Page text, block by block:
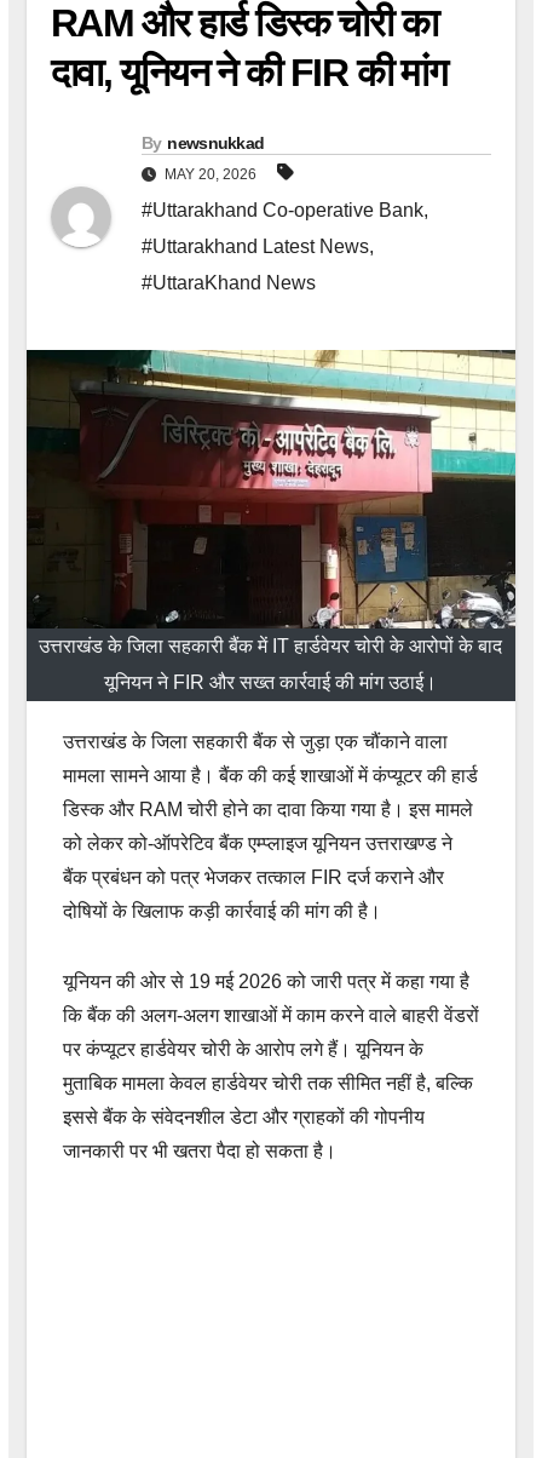
RAM और हार्ड डिस्क चोरी का
दावा, यूनियन ने की FIR की मांग
By newsnukkad
MAY 20, 2026
#Uttarakhand Co-operative Bank,
#Uttarakhand Latest News,
#UttaraKhand News
उत्तराखंड के जिला सहकारी बैंक में IT हार्डवेयर चोरी के आरोपों के बाद
यूनियन ने FIR और सख्त कार्रवाई की मांग उठाई।
उत्तराखंड के जिला सहकारी बैंक से जुड़ा एक चौंकाने वाला
मामला सामने आया है। बैंक की कई शाखाओं में कंप्यूटर की हार्ड
डिस्क और RAM चोरी होने का दावा किया गया है। इस मामले
को लेकर को-ऑपरेटिव बैंक एम्प्लाइज यूनियन उत्तराखण्ड ने
बैंक प्रबंधन को पत्र भेजकर तत्काल FIR दर्ज कराने और
दोषियों के खिलाफ कड़ी कार्रवाई की मांग की है।
यूनियन की ओर से 19 मई 2026 को जारी पत्र में कहा गया है
कि बैंक की अलग-अलग शाखाओं में काम करने वाले बाहरी वेंडरों
पर कंप्यूटर हार्डवेयर चोरी के आरोप लगे हैं। यूनियन के
मुताबिक मामला केवल हार्डवेयर चोरी तक सीमित नहीं है, बल्कि
इससे बैंक के संवेदनशील डेटा और ग्राहकों की गोपनीय
जानकारी पर भी खतरा पैदा हो सकता है।